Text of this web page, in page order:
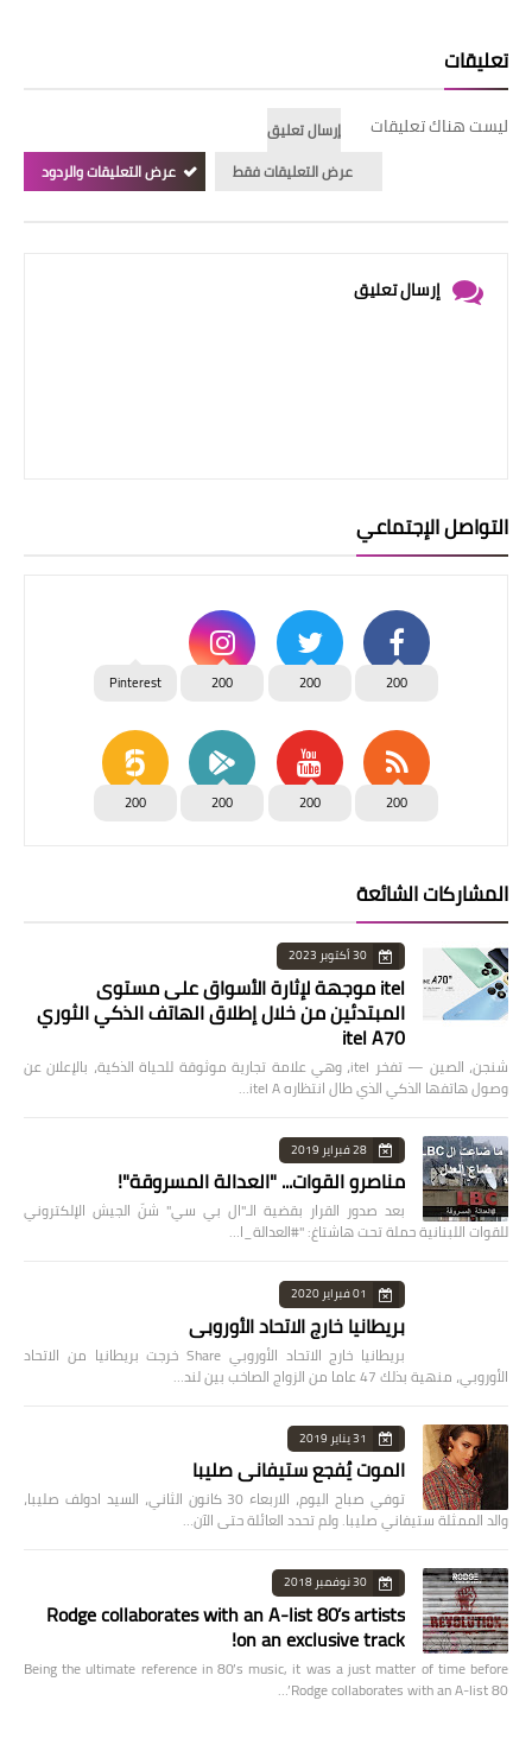
تعليقات
ليست هناك تعليقات
إرسال تعليق
عرض التعليقات فقط
عرض التعليقات والردود
إرسال تعليق
التواصل الإجتماعي
200
200
200
Pinterest
200
200
200
200
المشاركات الشائعة
30 أكتوبر 2023
itel موجهة لإثارة الأسواق على مستوى
المبتدئين من خلال إطلاق الهاتف الذكي الثوري
itel A70
شنجن، الصين — تفخر itel، وهي علامة تجارية موثوقة للحياة الذكية، بالإعلان عن
وصول هاتفها الذكي الذي طال انتظاره itel A…
28 فبراير 2019
مناصرو القوات... "العدالة المسروقة"!
بعد صدور القرار بقضية الـ"ال بي سي" شنّ الجيش الإلكتروني
للقوات اللبنانية حملة تحت هاشتاغ: "#العدالة_ا…
01 فبراير 2020
بريطانيا خارج الاتحاد الأوروبي
بريطانيا خارج الاتحاد الأوروبي Share خرجت بريطانيا من الاتحاد
الأوروبي، منهية بذلك 47 عاما من الزواج الصاخب بين لند…
31 يناير 2019
الموت يُفجع ستيفاني صليبا
توفي صباح اليوم، الاربعاء 30 كانون الثاني، السيد ادولف صليبا،
والد الممثلة ستيفاني صليبا. ولم تحدد العائلة حتى الآن…
30 نوفمبر 2018
Rodge collaborates with an A-list 80’s artists
on an exclusive track!
Being the ultimate reference in 80’s music, it was a just matter of time before
Rodge collaborates with an A-list 80’…